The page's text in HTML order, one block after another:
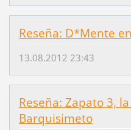
Reseña: D*Mente
13.08.2012 23:43
Reseña: Zapato 3,
Barquisimeto